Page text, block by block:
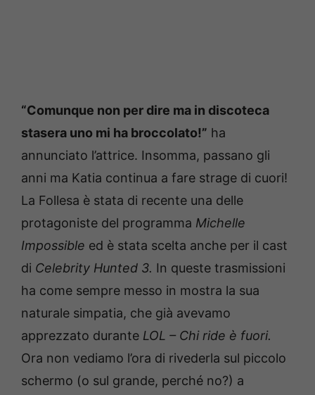
“Comunque non per dire ma in discoteca
stasera uno mi ha broccolato!” ha
annunciato l’attrice. Insomma, passano gli
anni ma Katia continua a fare strage di cuori!
La Follesa è stata di recente una delle
protagoniste del programma Michelle
Impossible ed è stata scelta anche per il cast
di Celebrity Hunted 3. In queste trasmissioni
ha come sempre messo in mostra la sua
naturale simpatia, che già avevamo
apprezzato durante LOL – Chi ride è fuori.
Ora non vediamo l’ora di rivederla sul piccolo
schermo (o sul grande, perché no?) a